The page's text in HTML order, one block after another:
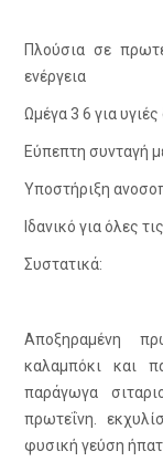
Πλούσια σε
ενέργεια
Ωμέγα 3 6 για
Εύπεπτη συνταγή
Υποστήριξη
Ιδανικό για όλες
Συστατικά:
Αποξηραμένη
καλαμπόκι και
παράγωγα
πρωτεΐνη.
φυσική γεύση